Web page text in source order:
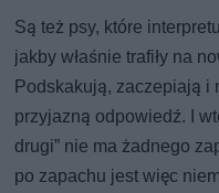
Są też psy, które
jakby właśnie trafiły na
Podskakują, zaczepiają i
przyjazną odpowiedź. I
drugi” nie ma żadnego
po zapachu jest więc